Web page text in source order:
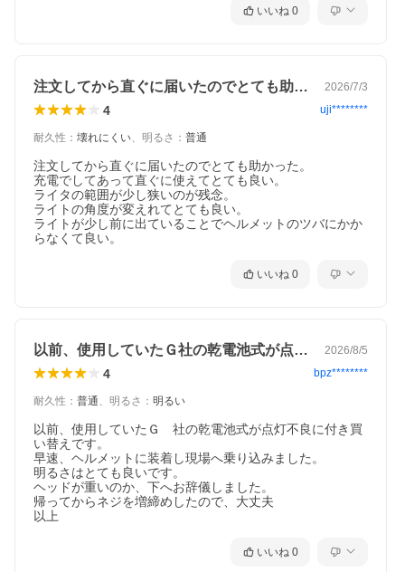
いいね 0
注文してから直ぐに届いたのでとても助か… 2026/7/3
4 uji********
耐久性 ： 壊れにくい、 明るさ ： 普通
注文してから直ぐに届いたのでとても助かった。
充電でしてあって直ぐに使えてとても良い。
ライタの範囲が少し狭いのが残念。
ライトの角度が変えれてとても良い。
ライトが少し前に出ていることでヘルメットのツバにかか
らなくて良い。
いいね 0
以前、使用していたＧ社の乾電池式が点灯… 2026/8/5
4 bpz********
耐久性 ： 普通、 明るさ ： 明るい
以前、使用していたＧ　社の乾電池式が点灯不良に付き買
い替えです。
早速、ヘルメットに装着し現場へ乗り込みました。
明るさはとても良いです。
ヘッドが重いのか、下へお辞儀しました。
帰ってからネジを増締めしたので、大丈夫
以上
いいね 0